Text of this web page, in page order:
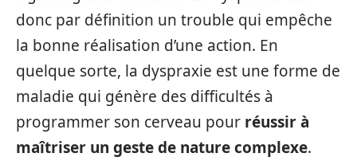
donc par définition un trouble qui empêche
la bonne réalisation d’une action. En
quelque sorte, la dyspraxie est une forme de
maladie qui génère des difficultés à
programmer son cerveau pour réussir à
maîtriser un geste de nature complexe.